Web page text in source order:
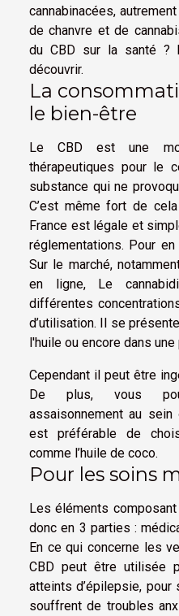
cannabinacées,
de chanvre et de
du CBD sur la santé ?
découvrir.
La
le bien-être
Le CBD est une
thérapeutiques pour le
substance qui ne
C’est même fort de
France est légale et
réglementations. Pour
Sur le marché,
en ligne, Le
différentes
d’utilisation. Il se
l'huile ou encore dans
Cependant il peut être
De plus, vous
assaisonnement au
est préférable de
comme l’huile de coco.
Pour les soins
Les éléments
donc en 3 parties :
En ce qui concerne les
CBD peut être utilisée
atteints d’épilepsie,
souffrent de troubles